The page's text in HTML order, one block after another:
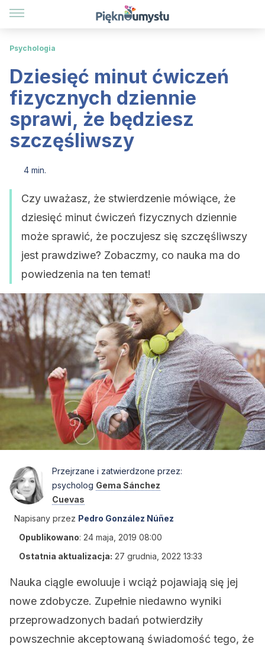
Psychologia
Dziesięć minut ćwiczeń
fizycznych dziennie
sprawi, że będziesz
szczęśliwszy
4 min.
Czy uważasz, że stwierdzenie mówiące, że
dziesięć minut ćwiczeń fizycznych dziennie
może sprawić, że poczujesz się szczęśliwszy
jest prawdziwe? Zobaczmy, co nauka ma do
powiedzenia na ten temat!
Przejrzane i zatwierdzone przez:
psycholog Gema Sánchez
Cuevas
Napisany przez Pedro González Núñez
Opublikowano: 24 maja, 2019 08:00
Ostatnia aktualizacja: 27 grudnia, 2022 13:33
Nauka ciągle ewoluuje i wciąż pojawiają się jej
nowe zdobycze. Zupełnie niedawno wyniki
przeprowadzonych badań potwierdziły
powszechnie akceptowaną świadomość tego, że